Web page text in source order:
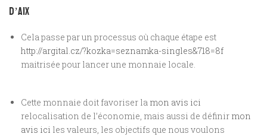
d’Aix
Cela passe par un processus où chaque étape est
http://argital.cz/?kozka=seznamka-singles&718=8f
maitrisée pour lancer une monnaie locale.
Cette monnaie doit favoriser la mon avis ici
relocalisation de l’économie, mais aussi de définir mon
avis ici les valeurs, les objectifs que nous voulons